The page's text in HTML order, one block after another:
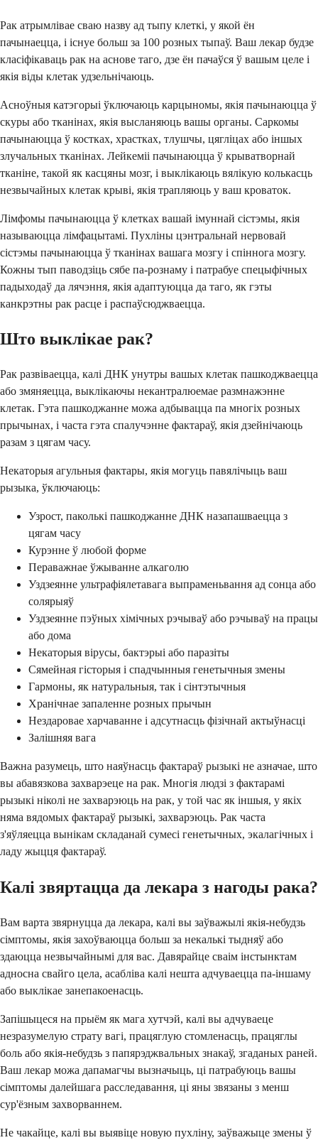
Рак атрымлівае сваю назву ад тыпу клеткі, у якой ён
пачынаецца, і існуе больш за 100 розных тыпаў. Ваш лекар будзе
класіфікаваць рак на аснове таго, дзе ён пачаўся ў вашым целе і
якія віды клетак удзельнічаюць.
Асноўныя катэгорыі ўключаюць карцыномы, якія пачынаюцца ў
скуры або тканінах, якія высланяюць вашы органы. Саркомы
пачынаюцца ў костках, храстках, тлушчы, цягліцах або іншых
злучальных тканінах. Лейкеміі пачынаюцца ў крыватворнай
тканіне, такой як касцяны мозг, і выклікаюць вялікую колькасць
незвычайных клетак крыві, якія трапляюць у ваш кроваток.
Лімфомы пачынаюцца ў клетках вашай імуннай сістэмы, якія
называюцца лімфацытамі. Пухліны цэнтральнай нервовай
сістэмы пачынаюцца ў тканінах вашага мозгу і спіннога мозгу.
Кожны тып паводзіць сябе па-рознаму і патрабуе спецыфічных
падыходаў да лячэння, якія адаптуюцца да таго, як гэты
канкрэтны рак расце і распаўсюджваецца.
Што выклікае рак?
Рак развіваецца, калі ДНК унутры вашых клетак пашкоджваецца
або змяняецца, выклікаючы некантралюемае размнажэнне
клетак. Гэта пашкоджанне можа адбывацца па многіх розных
прычынах, і часта гэта спалучэнне фактараў, якія дзейнічаюць
разам з цягам часу.
Некаторыя агульныя фактары, якія могуць павялічыць ваш
рызыка, ўключаюць:
Узрост, паколькі пашкоджанне ДНК назапашваецца з
цягам часу
Курэнне ў любой форме
Пераважнае ўжыванне алкаголю
Уздзеянне ультрафіялетавага выпраменьвання ад сонца або
солярыяў
Уздзеянне пэўных хімічных рэчываў або рэчываў на працы
або дома
Некаторыя вірусы, бактэрыі або паразіты
Сямейная гісторыя і спадчынныя генетычныя змены
Гармоны, як натуральныя, так і сінтэтычныя
Хранічнае запаленне розных прычын
Нездаровае харчаванне і адсутнасць фізічнай актыўнасці
Залішняя вага
Важна разумець, што наяўнасць фактараў рызыкі не азначае, што
вы абавязкова захварэеце на рак. Многія людзі з фактарамі
рызыкі ніколі не захварэюць на рак, у той час як іншыя, у якіх
няма вядомых фактараў рызыкі, захварэюць. Рак часта
з'яўляецца вынікам складанай сумесі генетычных, экалагічных і
ладу жыцця фактараў.
Калі звяртацца да лекара з нагоды рака?
Вам варта звярнуцца да лекара, калі вы заўважылі якія-небудзь
сімптомы, якія захоўваюцца больш за некалькі тыдняў або
здаюцца незвычайнымі для вас. Давярайце сваім інстынктам
адносна свайго цела, асабліва калі нешта адчуваецца па-іншаму
або выклікае занепакоенасць.
Запішыцеся на прыём як мага хутчэй, калі вы адчуваеце
незразумелую страту вагі, працяглую стомленасць, працяглы
боль або якія-небудзь з папярэджвальных знакаў, згаданых раней.
Ваш лекар можа дапамагчы вызначыць, ці патрабуюць вашы
сімптомы далейшага расследавання, ці яны звязаны з менш
сур'ёзным захворваннем.
Не чакайце, калі вы выявіце новую пухліну, заўважыце змены ў